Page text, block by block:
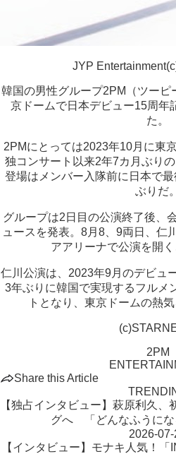
JYP
韓国の男性グループ2PM（ツー
京ドームで日本デビュー15周年
た。
2PMにとっては2023年10月に東
独コンサート以来2年7カ月ぶり
登場はメンバー入隊前に日本で
ぶりだ。
グループは2日目の公演終了後、
ュースを発表。8月8、9両日、仁
アアリーナで公演を開く
仁川公演は、2023年9月のデビュ
3年ぶりに韓国で実現するフルメ
トとなり、東京ドームの熱
2PM
Share this Article
【独占インタビュー】萩原利久
グへ 「どんなふうにな
2026-
【インタビュー】モナキ人気！